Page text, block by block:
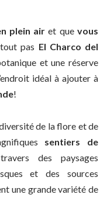
plein airet quevous
pas El Charco del
et une réserve
idéal à ajouter à
!
de la flore et de
sentiers de
des paysages
et des sources
une grande variété de